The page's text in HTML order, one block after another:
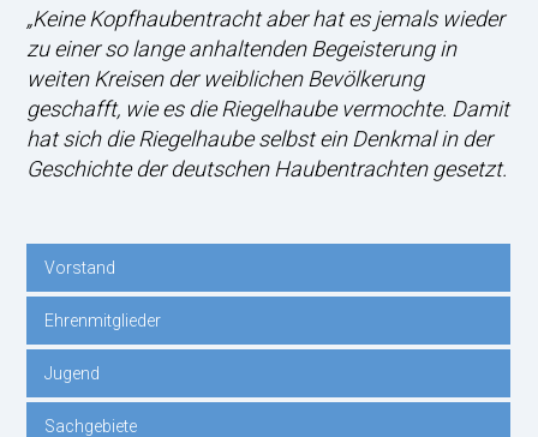
„Keine Kopfhaubentracht aber hat es jemals wieder
zu einer so lange anhaltenden Begeisterung in
weiten Kreisen der weiblichen Bevölkerung
geschafft, wie es die Riegelhaube vermochte. Damit
hat sich die Riegelhaube selbst ein Denkmal in der
Geschichte der deutschen Haubentrachten gesetzt.
Navigation
überspringen
Vorstand
Ehrenmitglieder
Jugend
Sachgebiete